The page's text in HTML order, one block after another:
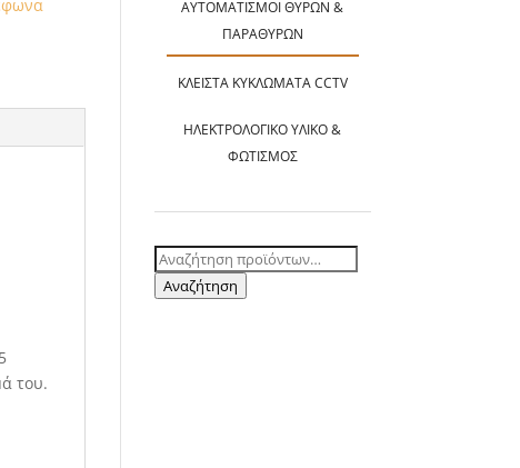
του.
ΑΥΤΟΜΑΤΙΣΜΟΊ ΘΥΡΏΝ &
ΠΑΡΑΘΎΡΩΝ
ΚΛΕΙΣΤΆ ΚΥΚΛΏΜΑΤΑ CCTV
ΗΛΕΚΤΡΟΛΟΓΙΚΌ ΥΛΙΚΌ &
ΦΩΤΙΣΜΌΣ
Αναζήτηση
για:
Αναζήτηση